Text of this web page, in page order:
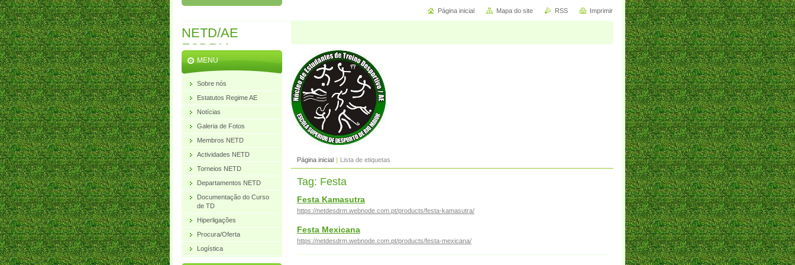
NETD/AE
ESDRM
Página inicial | Lista de etiquetas
Tag: Festa
Festa Kamasutra
https://netdesdrm.webnode.com.pt/products/festa-kamasutra/
Festa Mexicana
https://netdesdrm.webnode.com.pt/products/festa-mexicana/
MENU
Sobre nós
Estatutos Regime AE
Notícias
Galeria de Fotos
Membros NETD
Actividades NETD
Torneios NETD
Departamentos NETD
Documentação do Curso
de TD
Hiperligações
Procura/Oferta
Logística
Página inicial Mapa do site RSS Imprimir